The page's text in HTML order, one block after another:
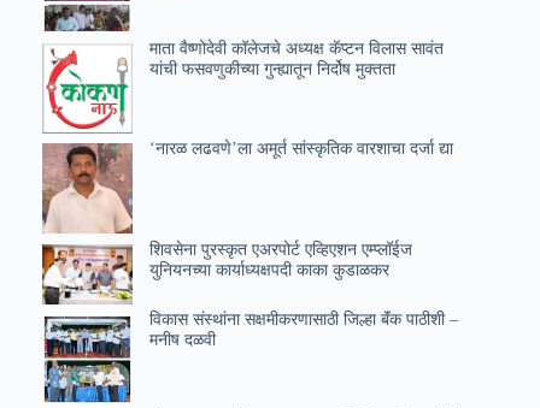
माता वैष्णोदेवी कॉलेजचे अध्यक्ष कॅप्टन विलास सावंत
यांची फसवणुकीच्या गुन्ह्यातून निर्दोष मुक्तता
‘नारळ लढवणे’ला अमूर्त सांस्कृतिक वारशाचा दर्जा द्या
शिवसेना पुरस्कृत एअरपोर्ट एव्हिएशन एम्प्लॉईज
युनियनच्या कार्याध्यक्षपदी काका कुडाळकर
विकास संस्थांना सक्षमीकरणासाठी जिल्हा बॅंक पाठीशी –
मनीष दळवी